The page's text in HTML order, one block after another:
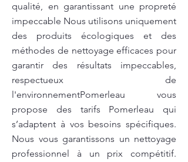
qualité, en garantissant une propreté
impeccable Nous utilisons uniquement
des produits écologiques et des
méthodes de nettoyage efficaces pour
garantir des résultats impeccables,
respectueux de
l'environnementPomerleau vous
propose des tarifs Pomerleau qui
s’adaptent à vos besoins spécifiques.
Nous vous garantissons un nettoyage
professionnel à un prix compétitif.